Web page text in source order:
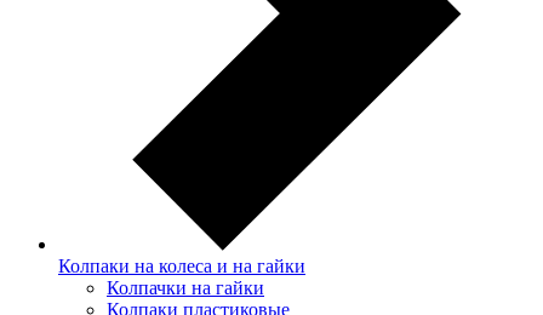
Колпаки на колеса и на гайки
Колпачки на гайки
Колпаки пластиковые